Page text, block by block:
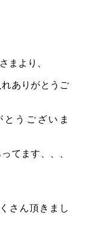
まより、
ありがとうご
うございま
てます、、、
さん頂きまし